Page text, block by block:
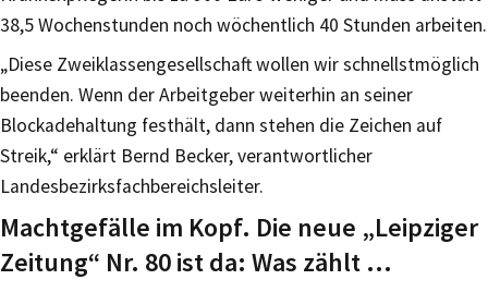
38,5 Wochenstunden noch wöchentlich 40 Stunden arbeiten.
„Diese Zweiklassengesellschaft wollen wir schnellstmöglich
beenden. Wenn der Arbeitgeber weiterhin an seiner
Blockadehaltung festhält, dann stehen die Zeichen auf
Streik,“ erklärt Bernd Becker, verantwortlicher
Landesbezirksfachbereichsleiter.
Machtgefälle im Kopf. Die neue „Leipziger
Zeitung“ Nr. 80 ist da: Was zählt …